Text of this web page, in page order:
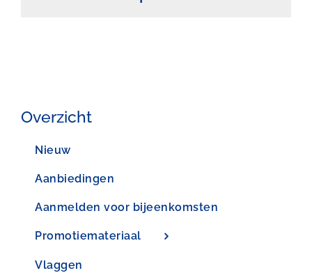
Overzicht
Nieuw
Aanbiedingen
Aanmelden voor bijeenkomsten
Promotiemateriaal
Vlaggen